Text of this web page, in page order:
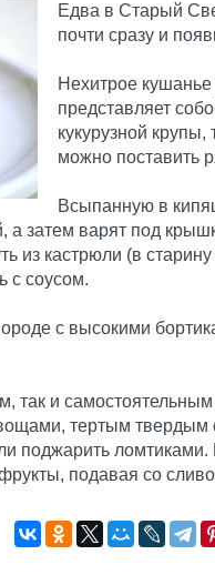
Едва в Старый
почти сразу и
Нехитрое
представляет
кукурузной
можно поставить
Всыпанную в
затем варят под
из кастрюли (в
с соусом.
с высокими
так и
тертым
поджарить ломтиками.
подавая со